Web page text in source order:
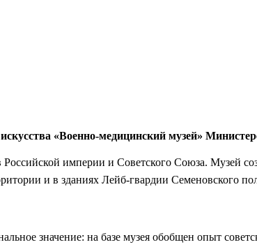
«Военно-медицинский музей»
империи и Советского Союза. Музей
и в зданиях Лейб-гвардии Семеновского
значение: на базе музея обобщен опыт